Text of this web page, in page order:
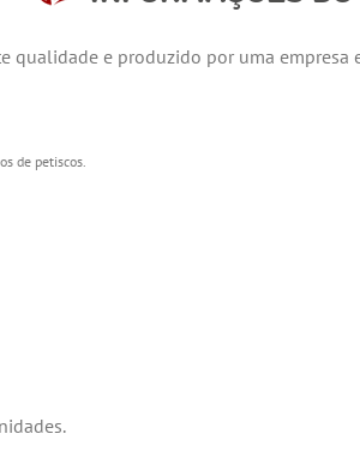
qualidade e produzido por uma empresa
de petiscos.